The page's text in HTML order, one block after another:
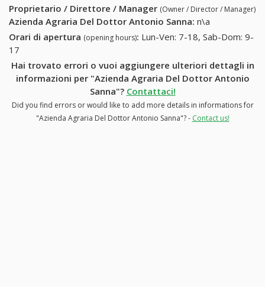
Proprietario / Direttore / Manager (Owner / Director / Manager)
Azienda Agraria Del Dottor Antonio Sanna: n\a
Orari di apertura (opening hours): Lun-Ven: 7-18, Sab-Dom: 9-
17
Hai trovato errori o vuoi aggiungere ulteriori dettagli in
informazioni per "Azienda Agraria Del Dottor Antonio
Sanna"? Contattaci!
Did you find errors or would like to add more details in informations for
"Azienda Agraria Del Dottor Antonio Sanna"? - Contact us!